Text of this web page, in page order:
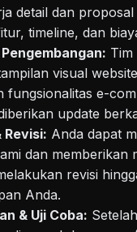
detail dan
timeline, dan
Tim
visual
fungsionalitas e-
update
Revisi: Anda dapat
dan memberikan
revisi
Anda.
& Uji Coba: